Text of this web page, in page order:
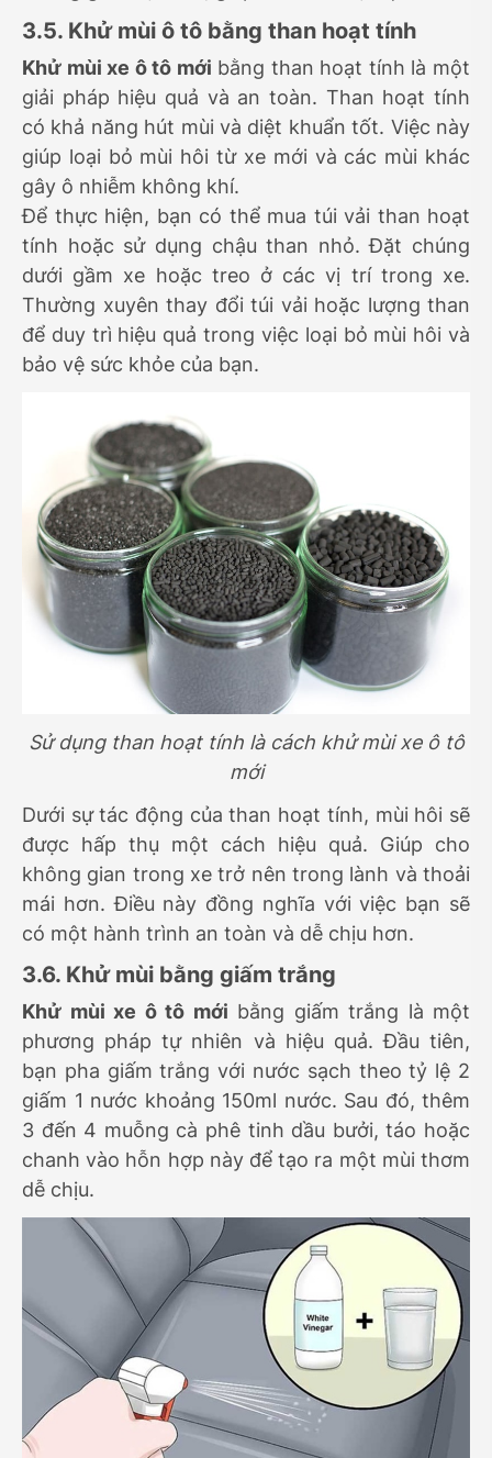
3.5. Khử mùi ô tô bằng than hoạt tính
Khử mùi xe ô tô mới bằng than hoạt tính là một
giải pháp hiệu quả và an toàn. Than hoạt tính
có khả năng hút mùi và diệt khuẩn tốt. Việc này
giúp loại bỏ mùi hôi từ xe mới và các mùi khác
gây ô nhiễm không khí.
Để thực hiện, bạn có thể mua túi vải than hoạt
tính hoặc sử dụng chậu than nhỏ. Đặt chúng
dưới gầm xe hoặc treo ở các vị trí trong xe.
Thường xuyên thay đổi túi vải hoặc lượng than
để duy trì hiệu quả trong việc loại bỏ mùi hôi và
bảo vệ sức khỏe của bạn.
Sử dụng than hoạt tính là cách khử mùi xe ô tô
mới
Dưới sự tác động của than hoạt tính, mùi hôi sẽ
được hấp thụ một cách hiệu quả. Giúp cho
không gian trong xe trở nên trong lành và thoải
mái hơn. Điều này đồng nghĩa với việc bạn sẽ
có một hành trình an toàn và dễ chịu hơn.
3.6. Khử mùi bằng giấm trắng
Khử mùi xe ô tô mới bằng giấm trắng là một
phương pháp tự nhiên và hiệu quả. Đầu tiên,
bạn pha giấm trắng với nước sạch theo tỷ lệ 2
giấm 1 nước khoảng 150ml nước. Sau đó, thêm
3 đến 4 muỗng cà phê tinh dầu bưởi, táo hoặc
chanh vào hỗn hợp này để tạo ra một mùi thơm
dễ chịu.